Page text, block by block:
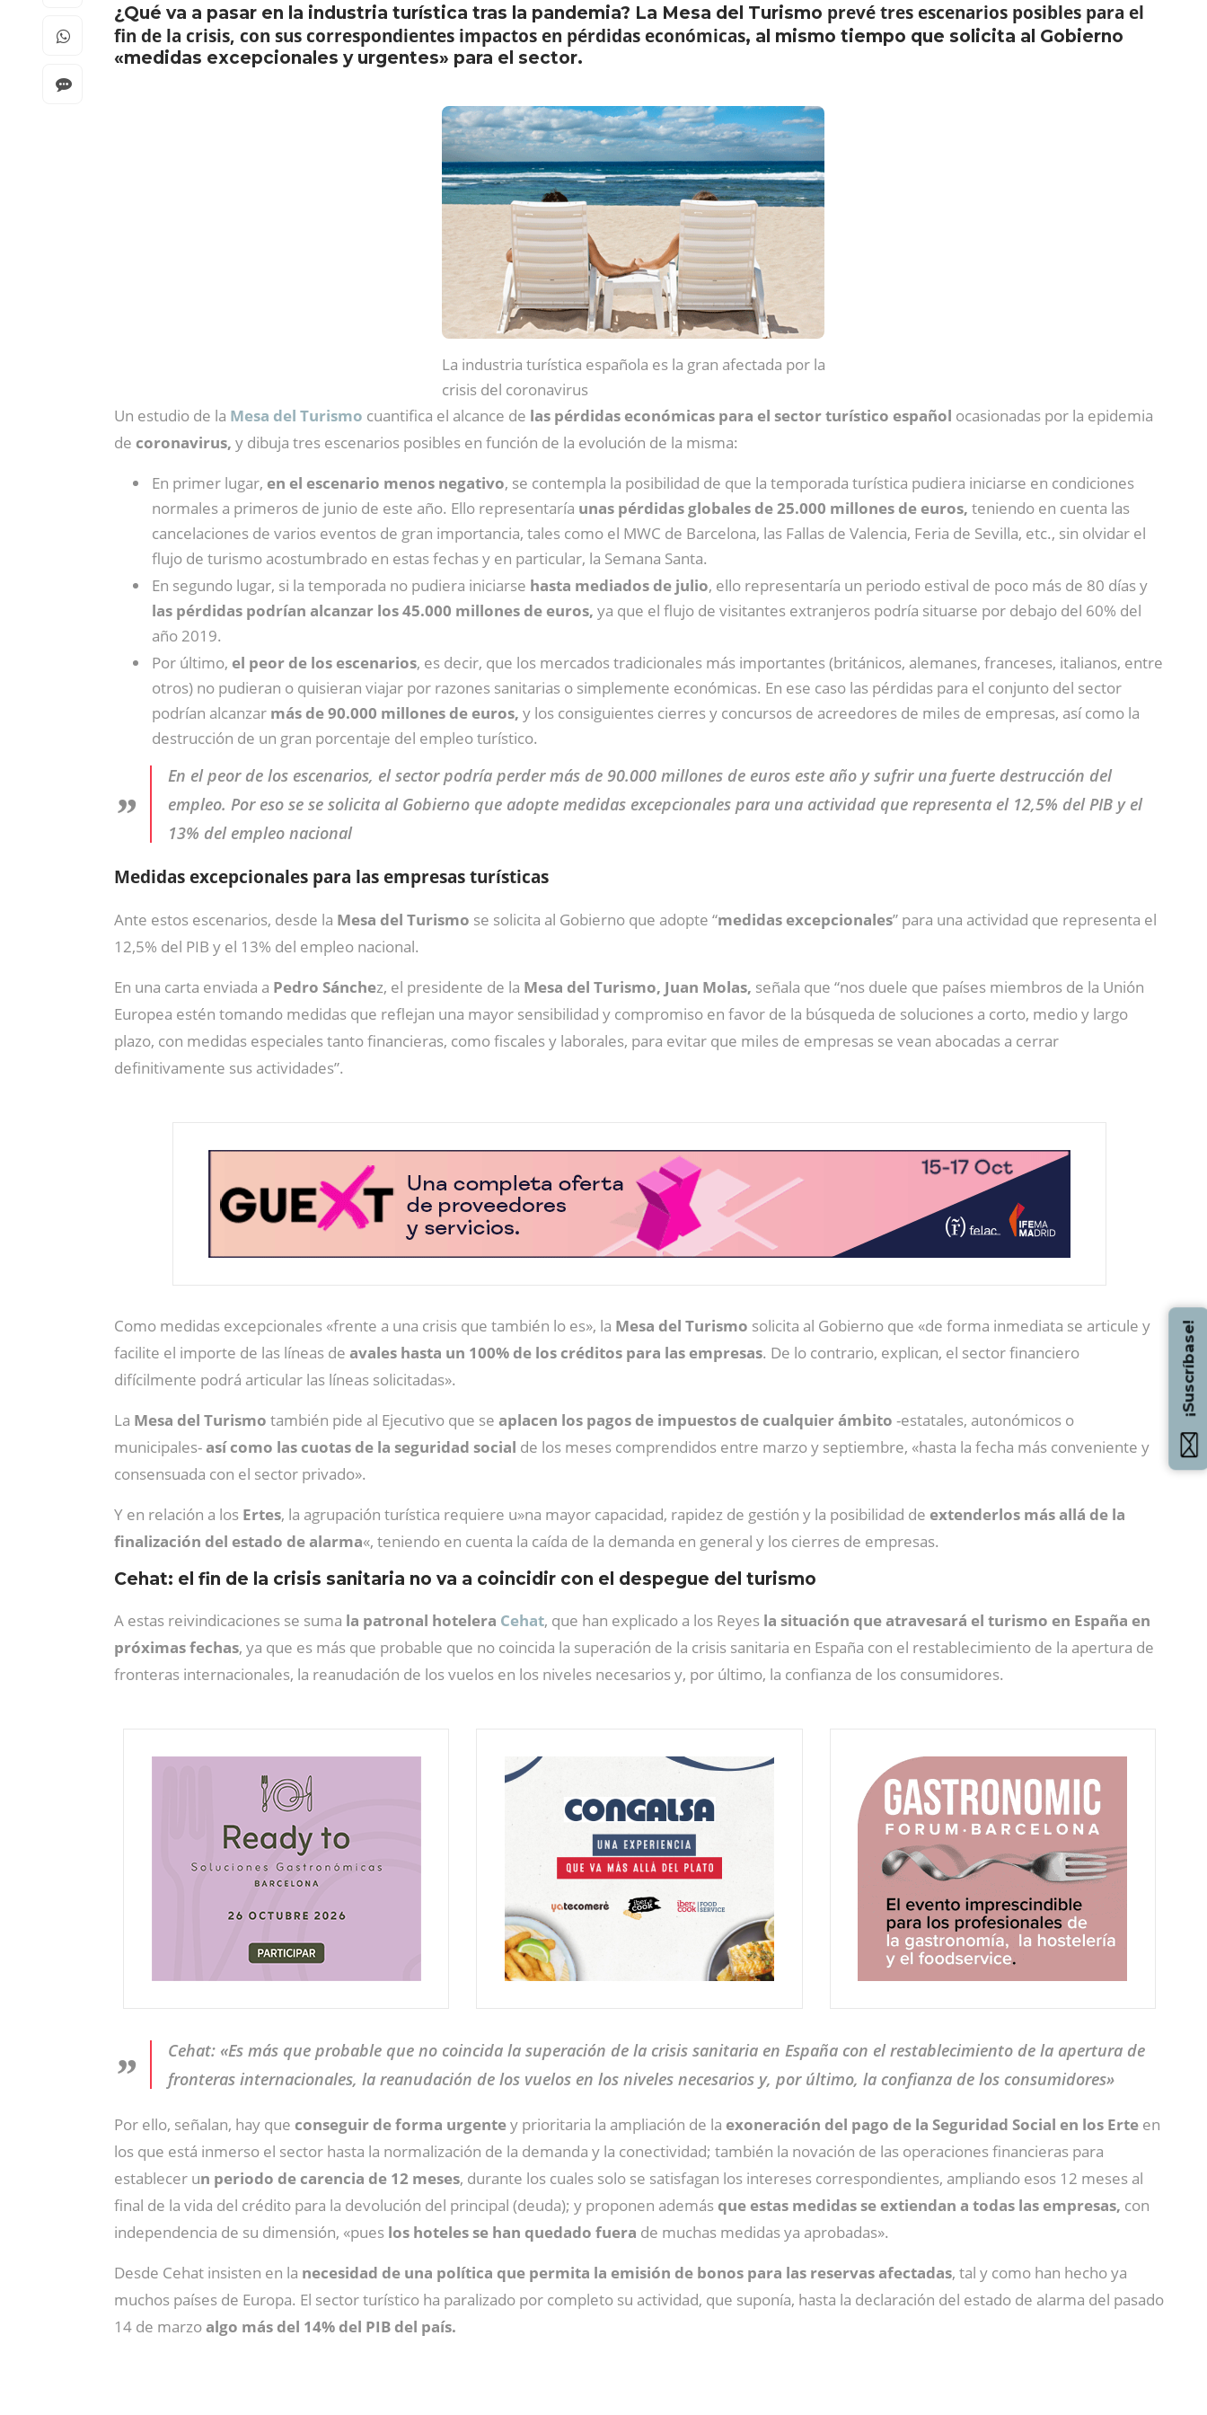
¿Qué va a pasar en la industria turística tras la pandemia? La Mesa del Turismo prevé tres escenarios posibles para el
fin de la crisis, con sus correspondientes impactos en pérdidas económicas, al mismo tiempo que solicita al Gobierno
«medidas excepcionales y urgentes» para el sector.
La industria turística española es la gran afectada por la
crisis del coronavirus
Un estudio de la Mesa del Turismo cuantifica el alcance de las pérdidas económicas para el sector turístico español ocasionadas por la epidemia
de coronavirus, y dibuja tres escenarios posibles en función de la evolución de la misma:
En primer lugar, en el escenario menos negativo, se contempla la posibilidad de que la temporada turística pudiera iniciarse en condiciones
normales a primeros de junio de este año. Ello representaría unas pérdidas globales de 25.000 millones de euros, teniendo en cuenta las
cancelaciones de varios eventos de gran importancia, tales como el MWC de Barcelona, las Fallas de Valencia, Feria de Sevilla, etc., sin olvidar el
flujo de turismo acostumbrado en estas fechas y en particular, la Semana Santa.
En segundo lugar, si la temporada no pudiera iniciarse hasta mediados de julio, ello representaría un periodo estival de poco más de 80 días y
las pérdidas podrían alcanzar los 45.000 millones de euros, ya que el flujo de visitantes extranjeros podría situarse por debajo del 60% del
año 2019.
Por último, el peor de los escenarios, es decir, que los mercados tradicionales más importantes (británicos, alemanes, franceses, italianos, entre
otros) no pudieran o quisieran viajar por razones sanitarias o simplemente económicas. En ese caso las pérdidas para el conjunto del sector
podrían alcanzar más de 90.000 millones de euros, y los consiguientes cierres y concursos de acreedores de miles de empresas, así como la
destrucción de un gran porcentaje del empleo turístico.
En el peor de los escenarios, el sector podría perder más de 90.000 millones de euros este año y sufrir una fuerte destrucción del
empleo. Por eso se se solicita al Gobierno que adopte medidas excepcionales para una actividad que representa el 12,5% del PIB y el
13% del empleo nacional
Medidas excepcionales para las empresas turísticas
Ante estos escenarios, desde la Mesa del Turismo se solicita al Gobierno que adopte “medidas excepcionales” para una actividad que representa el
12,5% del PIB y el 13% del empleo nacional.
En una carta enviada a Pedro Sánchez, el presidente de la Mesa del Turismo, Juan Molas, señala que “nos duele que países miembros de la Unión
Europea estén tomando medidas que reflejan una mayor sensibilidad y compromiso en favor de la búsqueda de soluciones a corto, medio y largo
plazo, con medidas especiales tanto financieras, como fiscales y laborales, para evitar que miles de empresas se vean abocadas a cerrar
definitivamente sus actividades”.
Como medidas excepcionales «frente a una crisis que también lo es», la Mesa del Turismo solicita al Gobierno que «de forma inmediata se articule y
facilite el importe de las líneas de avales hasta un 100% de los créditos para las empresas. De lo contrario, explican, el sector financiero
difícilmente podrá articular las líneas solicitadas».
La Mesa del Turismo también pide al Ejecutivo que se aplacen los pagos de impuestos de cualquier ámbito -estatales, autonómicos o
municipales-así como las cuotas de la seguridad social de los meses comprendidos entre marzo y septiembre, «hasta la fecha más conveniente y
consensuada con el sector privado».
Y en relación a los Ertes, la agrupación turística requiere u»na mayor capacidad, rapidez de gestión y la posibilidad de extenderlos más allá de la
finalización del estado de alarma«, teniendo en cuenta la caída de la demanda en general y los cierres de empresas.
Cehat: el fin de la crisis sanitaria no va a coincidir con el despegue del turismo
A estas reivindicaciones se suma la patronal hotelera Cehat, que han explicado a los Reyes la situación que atravesará el turismo en España en
próximas fechas, ya que es más que probable que no coincida la superación de la crisis sanitaria en España con el restablecimiento de la apertura de
fronteras internacionales, la reanudación de los vuelos en los niveles necesarios y, por último, la confianza de los consumidores.
Cehat: «Es más que probable que no coincida la superación de la crisis sanitaria en España con el restablecimiento de la apertura de
fronteras internacionales, la reanudación de los vuelos en los niveles necesarios y, por último, la confianza de los consumidores»
Por ello, señalan, hay que conseguir de forma urgentey prioritaria la ampliación de la exoneración del pago de la Seguridad Social en los Erte en
los que está inmerso el sector hasta la normalización de la demanda y la conectividad; también la novación de las operaciones financieras para
establecer un periodo de carencia de 12 meses, durante los cuales solo se satisfagan los intereses correspondientes, ampliando esos 12 meses al
final de la vida del crédito para la devolución del principal (deuda); y proponen además que estas medidas se extiendan a todas las empresas, con
independencia de su dimensión, «pues los hoteles se han quedado fuera de muchas medidas ya aprobadas».
Desde Cehat insisten en la necesidad de una política que permita la emisión de bonos para las reservas afectadas, tal y como han hecho ya
muchos países de Europa. El sector turístico ha paralizado por completo su actividad, que suponía, hasta la declaración del estado de alarma del pasado
14 de marzoalgo más del 14% del PIB del país.
¡Suscríbase!